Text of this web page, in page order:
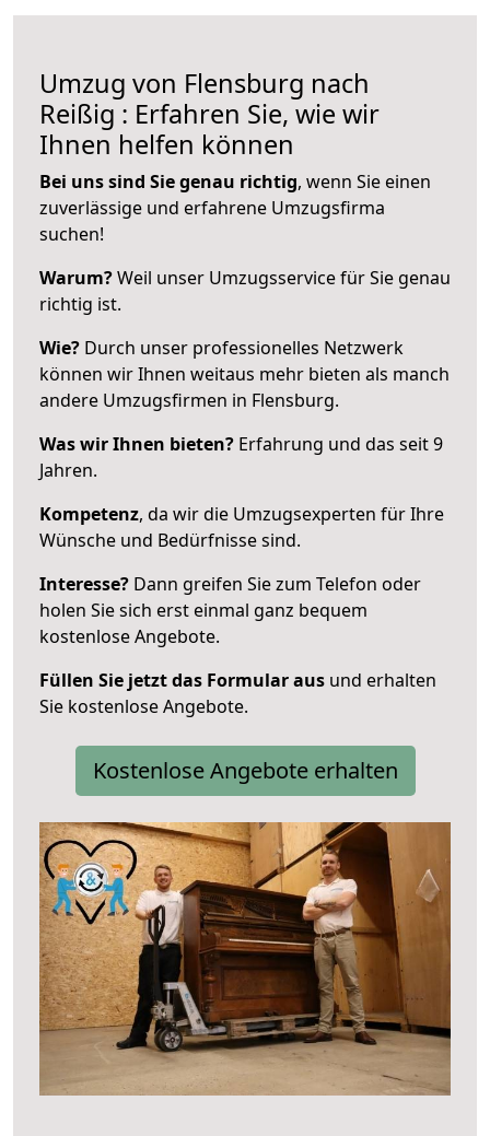
Umzug von Flensburg nach
Reißig : Erfahren Sie, wie wir
Ihnen helfen können
Bei uns sind Sie genau richtig, wenn Sie einen
zuverlässige und erfahrene Umzugsfirma
suchen!
Warum?Weil unser Umzugsservice für Sie genau
richtig ist.
Wie? Durch unser professionelles Netzwerk
können wir Ihnen weitaus mehr bieten als manch
andere Umzugsfirmen in Flensburg.
Was wir Ihnen bieten? Erfahrung und das seit 9
Jahren.
Kompetenz, da wir die Umzugsexperten für Ihre
Wünsche und Bedürfnisse sind.
Interesse? Dann greifen Sie zum Telefon oder
holen Sie sich erst einmal ganz bequem
kostenlose Angebote.
Füllen Sie jetzt das Formular aus und erhalten
Sie kostenlose Angebote.
Kostenlose Angebote erhalten